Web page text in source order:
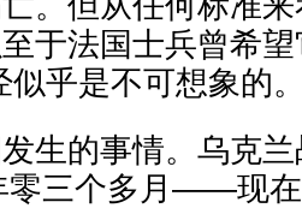
于法国士兵曾希
似乎是不可想象的
生的事情。乌克
零三个多月——现